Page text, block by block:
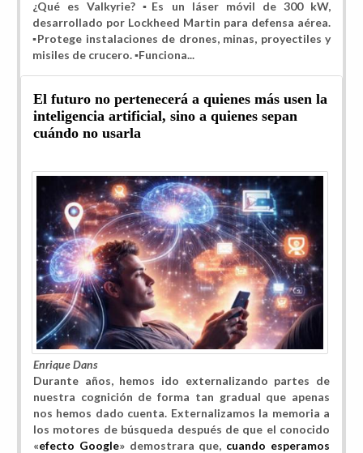
¿Qué es Valkyrie? ▪️Es un láser móvil de 300 kW,
desarrollado por Lockheed Martin para defensa aérea.
▪️Protege instalaciones de drones, minas, proyectiles y
misiles de crucero. ▪️Funciona...
El futuro no pertenecerá a quienes más usen la
inteligencia artificial, sino a quienes sepan
cuándo no usarla
Enrique Dans
Durante años, hemos ido externalizando partes de
nuestra cognición de forma tan gradual que apenas
nos hemos dado cuenta. Externalizamos la memoria a
los motores de búsqueda después de que el conocido
«efecto Google» demostrara que, cuando esperamos